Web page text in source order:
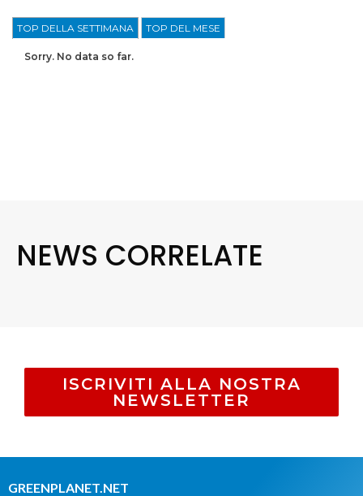
TOP DELLA SETTIMANA TOP DEL MESE
Sorry. No data so far.
NEWS CORRELATE
ISCRIVITI ALLA NOSTRA
NEWSLETTER
GREENPLANET.NET